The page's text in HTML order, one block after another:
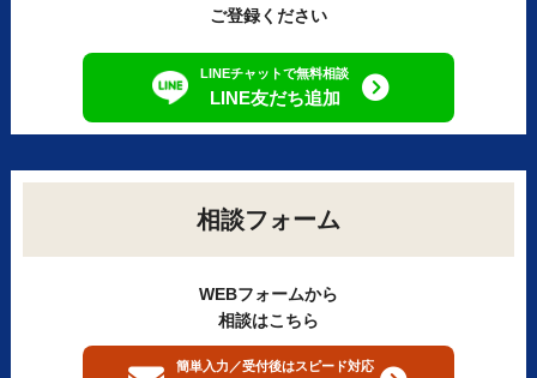
ご登録ください
LINEチャットで無料相談
LINE友だち追加
相談フォーム
WEBフォームから
相談はこちら
簡単入力／受付後はスピード対応